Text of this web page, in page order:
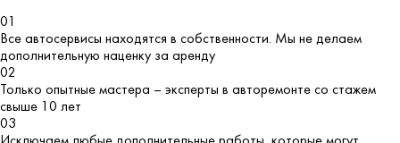
01
Все автосервисы находятся в собственности. Мы не делаем
дополнительную наценку за аренду
02
Только опытные мастера – эксперты в авторемонте со стажем
свыше 10 лет
03